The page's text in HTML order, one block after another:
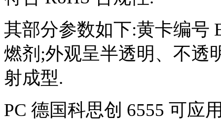
其部分参数如下:黄卡编号
燃剂;外观呈半透明、不透
射成型.
PC 德国科思创 6555 可应